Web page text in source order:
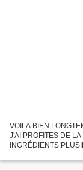
VOILA BIEN
J'AI PROFITES DE
4 NAVETS 4